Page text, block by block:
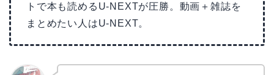
トで本も読めるU-NEXTが圧勝。動画＋雑誌を
まとめたい人はU-NEXT。